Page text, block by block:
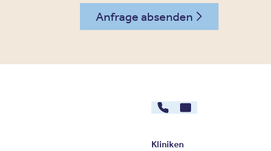
Anfrage absenden
030 - 26478607
Kontakt
Kliniken